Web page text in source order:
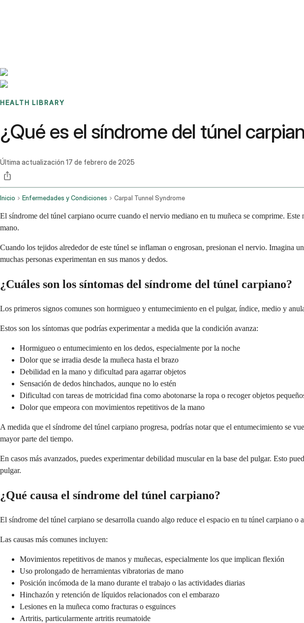
HEALTH LIBRARY
¿Qué es el síndrome del túnel
Última actualización 17 de febrero de 2025
Inicio Enfermedades y Condiciones Carpal Tunnel Syndrome
El síndrome del túnel carpiano ocurre cuando el nervio mediano en tu muñeca se comprime.
mano.
Cuando los tejidos alrededor de este túnel se inflaman o engrosan, presionan el nervio. Imagina
muchas personas experimentan en sus manos y dedos.
¿Cuáles son los síntomas del síndrome del túnel carpiano?
Los primeros signos comunes son hormigueo y entumecimiento en el pulgar, índice, medio y
Estos son los síntomas que podrías experimentar a medida que la condición avanza:
Hormigueo o entumecimiento en los dedos, especialmente por la noche
Dolor que se irradia desde la muñeca hasta el brazo
Debilidad en la mano y dificultad para agarrar objetos
Sensación de dedos hinchados, aunque no lo estén
Dificultad con tareas de motricidad fina como abotonarse la ropa o recoger objetos
Dolor que empeora con movimientos repetitivos de la mano
A medida que el síndrome del túnel carpiano progresa, podrías notar que el entumecimiento se
mayor parte del tiempo.
En casos más avanzados, puedes experimentar debilidad muscular en la base del pulgar. Esto
pulgar.
¿Qué causa el síndrome del túnel carpiano?
El síndrome del túnel carpiano se desarrolla cuando algo reduce el espacio en tu túnel carpiano
Las causas más comunes incluyen:
Movimientos repetitivos de manos y muñecas, especialmente los que implican flexión
Uso prolongado de herramientas vibratorias de mano
Posición incómoda de la mano durante el trabajo o las actividades diarias
Hinchazón y retención de líquidos relacionados con el embarazo
Lesiones en la muñeca como fracturas o esguinces
Artritis, particularmente artritis reumatoide